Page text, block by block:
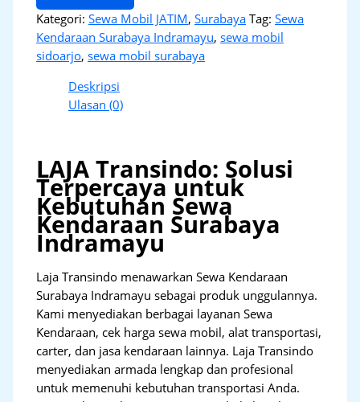
Kategori:Sewa Mobil JATIM,Surabaya Tag:Sewa
Kendaraan Surabaya Indramayu,sewa mobil
sidoarjo,sewa mobil surabaya
Deskripsi
Ulasan (0)
LAJA Transindo: Solusi
Terpercaya untuk
Kebutuhan Sewa
Kendaraan Surabaya
Indramayu
Laja Transindo menawarkan Sewa Kendaraan
Surabaya Indramayu sebagai produk unggulannya.
Kami menyediakan berbagai layanan Sewa
Kendaraan, cek harga sewa mobil, alat transportasi,
carter, dan jasa kendaraan lainnya. Laja Transindo
menyediakan armada lengkap dan profesional
untuk memenuhi kebutuhan transportasi Anda.